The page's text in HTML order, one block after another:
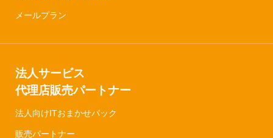
メールプラン
法人サービス
代理店販売パートナー
法人向けITおまかせパック
販売パートナー